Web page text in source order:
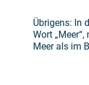
Übrigens: In
Wort
Meer als im